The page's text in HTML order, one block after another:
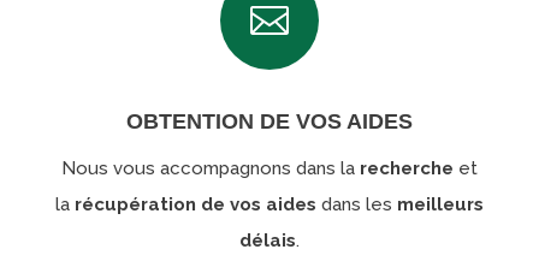

OBTENTION DE VOS AIDES
Nous vous accompagnons dans larecherche et
la récupération de vos aides dans les meilleurs
délais.